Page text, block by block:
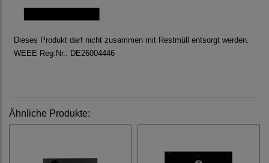
Dieses Produkt darf nicht zusammen mit Restmüll entsorgt werden.
WEEE Reg.Nr.: DE26004446
Ähnliche Produkte: